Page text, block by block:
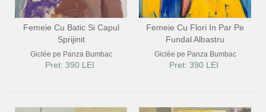
Femeie Cu Batic Si Capul
Sprijinit
Giclée pe Panza Bumbac
Pret: 390 LEI
Femeie Cu Flori In Par Pe
Fundal Albastru
Giclée pe Panza Bumbac
Pret: 390 LEI